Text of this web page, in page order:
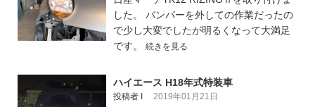
した。 バンパーを外しての作業だったの
で少し大変でしたが明るくなって大満足
です。 続きを見る
ハイエース H18年式特装車
投稿者 I 2019年01月21日